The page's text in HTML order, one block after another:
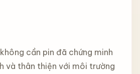
cần pin đã chứng minh
và thân thiện với môi trường